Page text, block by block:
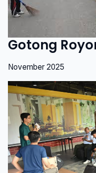
Gotong
November 2025